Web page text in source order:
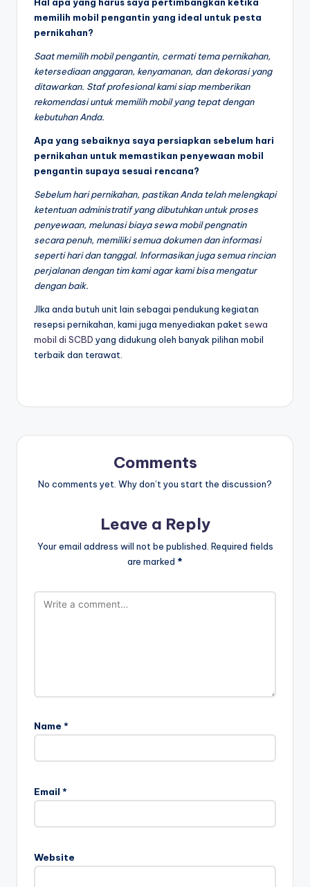
memilih mobil pengantin yang ideal untuk pesta
pernikahan?
Saat memilih mobil pengantin, cermati tema pernikahan,
ketersediaan anggaran, kenyamanan, dan dekorasi yang
ditawarkan. Staf profesional kami siap memberikan
rekomendasi untuk memilih mobil yang tepat dengan
kebutuhan Anda.
Apa yang sebaiknya saya persiapkan sebelum hari
pernikahan untuk memastikan penyewaan mobil
pengantin supaya sesuai rencana?
Sebelum hari pernikahan, pastikan Anda telah melengkapi
ketentuan administratif yang dibutuhkan untuk proses
penyewaan, melunasi biaya sewa mobil pengnatin
secara penuh, memiliki semua dokumen dan informasi
seperti hari dan tanggal. Informasikan juga semua rincian
perjalanan dengan tim kami agar kami bisa mengatur
dengan baik.
JIka anda butuh unit lain sebagai pendukung kegiatan
resepsi pernikahan, kami juga menyediakan paket sewa
mobil di SCBD yang didukung oleh banyak pilihan mobil
terbaik dan terawat.
Comments
No comments yet. Why don’t you start the discussion?
Leave a Reply
Your email address will not be published. Required fields
are marked *
Name *
Email *
Website